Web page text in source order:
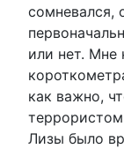
сомневался,
или нет. Мне
как важно,
Лизы было